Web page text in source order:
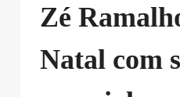
Zé
Natal com